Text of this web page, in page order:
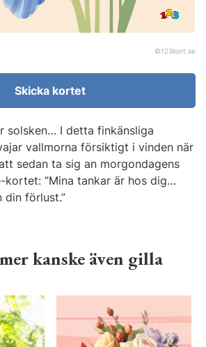
©123kort.se
Skicka kortet
solsken… I detta finkänsliga
vallmorna försiktigt i vinden när
sedan ta sig an morgondagens
kortet: ”Mina tankar är hos dig…
din förlust.”
kanske även gilla